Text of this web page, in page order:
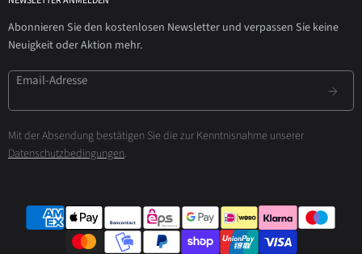
Abonnieren Sie den kostenlosen Newsletter und verpassen Sie keine
Neuigkeit oder Aktion mehr.
Email-Adresse
Mit der Absendung bestätigen Sie die zur Kenntnisnahme unserer
Datenschutzbedingungen.